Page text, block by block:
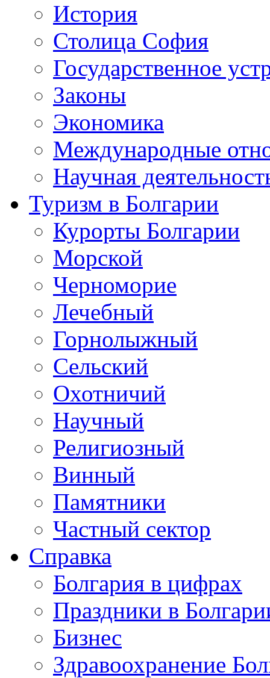
История
Столица София
Государственное
Законы
Экономика
Международные
Научная
Туризм в Болгарии
Курорты Болгарии
Морской
Черноморие
Лечебный
Горнолыжный
Сельский
Охотничий
Научный
Религиозный
Винный
Памятники
Частный сектор
Справка
Болгария в цифрах
Праздники в
Бизнес
Здравоохранение